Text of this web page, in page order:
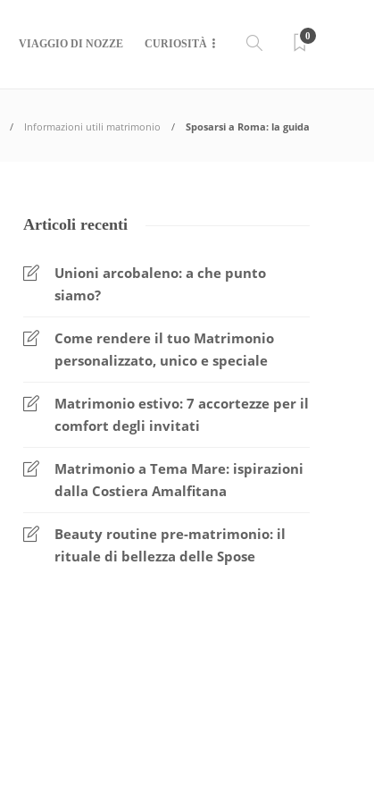
VIAGGIO DI NOZZE CURIOSITÀ
0
Informazioni utili matrimonio Sposarsi a Roma: la guida
Articoli recenti
Unioni arcobaleno: a che punto
siamo?
Come rendere il tuo Matrimonio
personalizzato, unico e speciale
Matrimonio estivo: 7 accortezze per il
comfort degli invitati
Matrimonio a Tema Mare: ispirazioni
dalla Costiera Amalfitana
Beauty routine pre-matrimonio: il
rituale di bellezza delle Spose